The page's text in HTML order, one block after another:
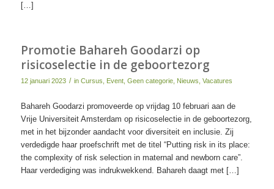
[…]
Promotie Bahareh Goodarzi op
risicoselectie in de geboortezorg
12 januari 2023 / in Cursus, Event, Geen categorie, Nieuws, Vacatures
Bahareh Goodarzi promoveerde op vrijdag 10 februari aan de
Vrije Universiteit Amsterdam op risicoselectie in de geboortezorg,
met in het bijzonder aandacht voor diversiteit en inclusie. Zij
verdedigde haar proefschrift met de titel “Putting risk in its place:
the complexity of risk selection in maternal and newborn care”.
Haar verdediging was indrukwekkend. Bahareh daagt met […]